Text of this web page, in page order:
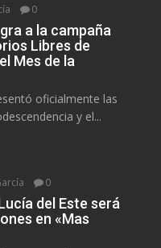
0
a la campaña
Libres de
Mes de la
oficialmente las
y el...
0
del Este será
en «Mas